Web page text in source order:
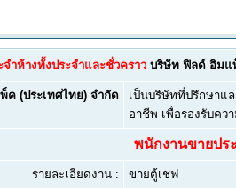
ำห้างทั้งประจำและชั่วคราว บริษัท ฟิลด์ อิมแ
(ประเทศไทย) จำกัด
เป็นบริษัทที่ปรึกษาแ
อาชีพ เพื่อรองรับคว
พนักงานขายปร
รายละเอียดงาน : ขายตู้เชฟ